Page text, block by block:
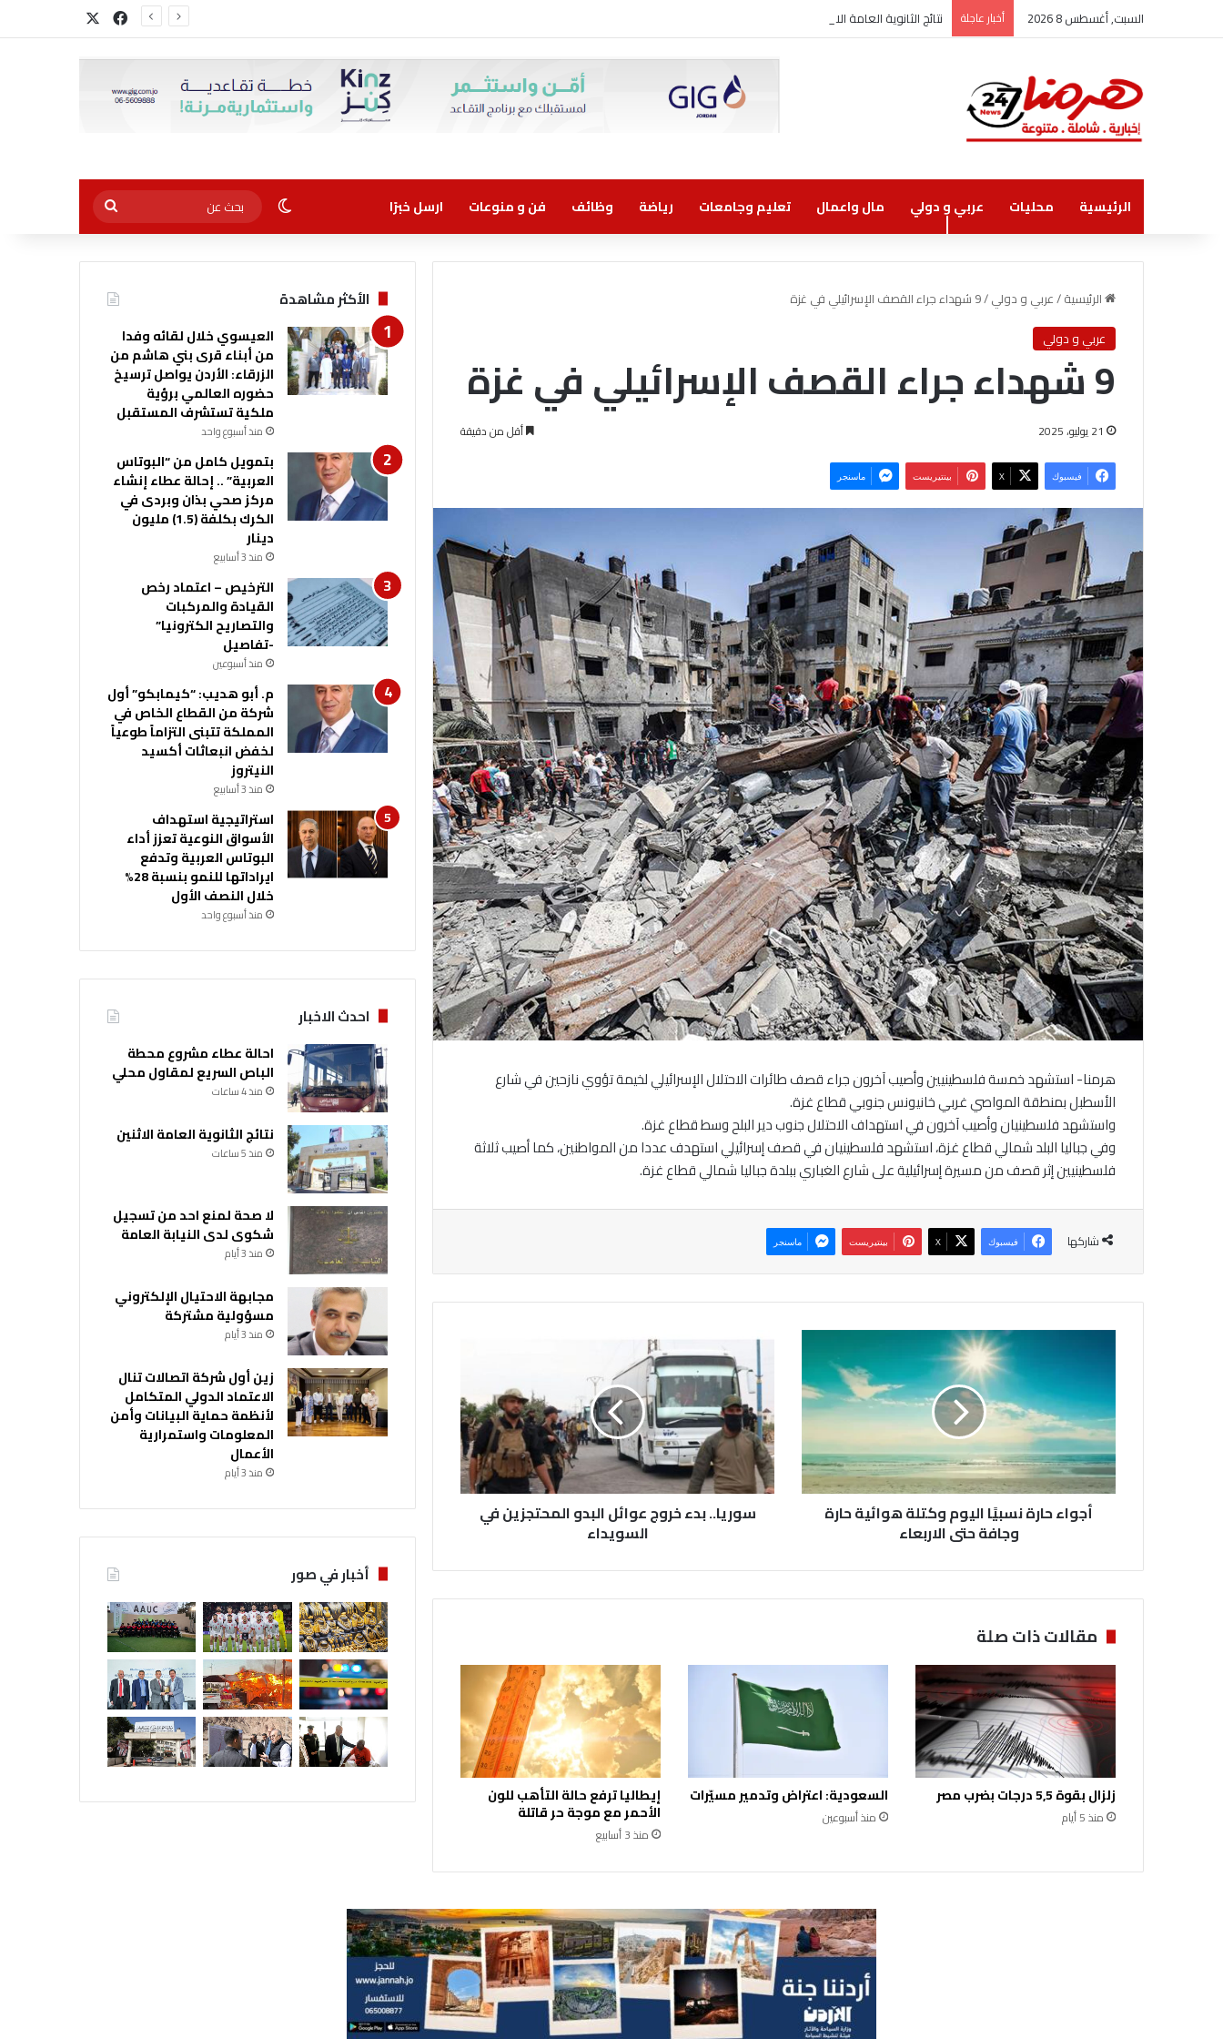
السبت, أغسطس 8 2026 أخبار عاجلة نتائج الثانوية العامة الاثنين فيسبوك
الرئيسية محليات عربي و دولي مال واعمال تعليم وجامعات رياضة وظائف فن و منوعات ارسل خبرًا الوضع المظلم
بحث
عن
الرئيسية/عربي و دولي/9 شهداء جراء القصف الإسرائيلي في غزة
عربي و دولي
9 شهداء جراء القصف الإسرائيلي في غزة
21 يوليو، 2025 أقل من دقيقة
فيسبوك ‫X بينتيريست ماسنجر
هرمنا- استشهد خمسة فلسطينيين وأصيب آخرون جراء قصف طائرات الاحتلال الإسرائيلي لخيمة تؤوي نازحين في شارع
الأسطبل بمنطقة المواصي غربي خانيونس جنوبي قطاع غزة.
واستشهد فلسطينيان وأصيب آخرون في استهداف الاحتلال جنوب دير البلح وسط قطاع غزة.
وفي جباليا البلد شمالي قطاع غزة، استشهد فلسطينيان في قصف إسرائيلي استهدف عددا من المواطنين، كما أصيب ثلاثة
فلسطينيين إثر قصف من مسيرة إسرائيلية على شارع الغباري ببلدة جباليا شمالي قطاع غزة.
شاركها فيسبوك ‫X بينتيريست ماسنجر
ء
ح
ا
ر
ة
يً
ا
ل
ي
و
م
و
ك
ل
ة
ه
و
ي
أجواء حارة نسبيًا اليوم وكتلة هوائية حارة
وجافة حتى الاربعاء
ا
.
.
ب
د
و
ع
ئ
ل
ا
ب
و
ا
ت
ز
ي
ن
ف
ي
سوريا.. بدء خروج عوائل البدو المحتجزين في
السويداء
مقالات ذات صلة
زلزال بقوة 5,5 درجات بضرب مصر
منذ 5 أيام
السعودية: اعتراض وتدمير مسيّرات
منذ أسبوعين
إيطاليا ترفع حالة التأهب للون
الأحمر مع موجة حر قاتلة
منذ 3 أسابيع
الأكثر مشاهدة
العيسوي خلال لقائه وفدا
من أبناء قرى بني هاشم من
الزرقاء: الأردن يواصل ترسيخ
حضوره العالمي برؤية
ملكية تستشرف المستقبل
منذ أسبوع واحد
بتمويل كامل من “البوتاس
العربية” .. إحالة عطاء إنشاء
مركز صحي بذان وبردى في
الكرك بكلفة (1.5) مليون
دينار
منذ 3 أسابيع
الترخيص – اعتماد رخص
القيادة والمركبات
والتصاريح الكترونيا”
-تفاصيل
منذ أسبوعين
م. أبو هديب: “كيمابكو” أول
شركة من القطاع الخاص في
المملكة تتبنى التزاماً طوعياً
لخفض انبعاثات أكسيد
النيتروز
منذ 3 أسابيع
استراتيجية استهداف
الأسواق النوعية تعزز أداء
البوتاس العربية وتدفع
ايراداتها للنمو بنسبة 28%
خلال النصف الأول
منذ أسبوع واحد
احدث الاخبار
احالة عطاء مشروع محطة
الباص السريع لمقاول محلي
منذ 4 ساعات
نتائج الثانوية العامة الاثنين
منذ 5 ساعات
لا صحة لمنع احد من تسجيل
شكوى لدى النيابة العامة
منذ 3 أيام
مجابهة الاحتيال الإلكتروني
مسؤولية مشتركة
منذ 3 أيام
زين أول شركة اتصالات تنال
الاعتماد الدولي المتكامل
لأنظمة حماية البيانات وأمن
المعلومات واستمرارية
الأعمال
منذ 3 أيام
أخبار في صور